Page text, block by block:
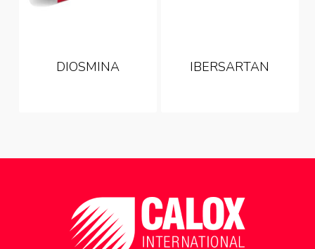
DIOSMINA IBERSARTAN